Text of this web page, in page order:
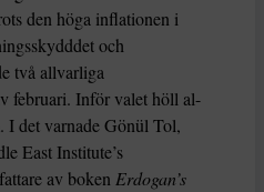
den höga inflationen i
och
två allvarliga
februari. Inför valet höll al-
I det varnade Gönül Tol,
East Institute’s
av boken Erdogan’s